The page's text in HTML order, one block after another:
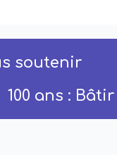
soutenir
100 ans :